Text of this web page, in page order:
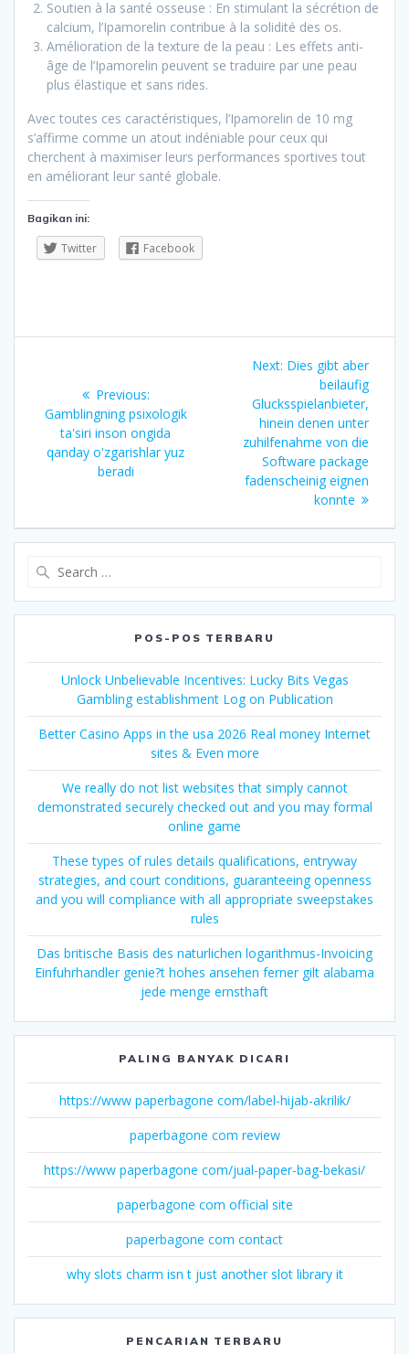
Soutien à la santé osseuse : En stimulant la sécrétion de
calcium, l’Ipamorelin contribue à la solidité des os.
Amélioration de la texture de la peau : Les effets anti-
âge de l’Ipamorelin peuvent se traduire par une peau
plus élastique et sans rides.
Avec toutes ces caractéristiques, l’Ipamorelin de 10 mg
s’affirme comme un atout indéniable pour ceux qui
cherchent à maximiser leurs performances sportives tout
en améliorant leur santé globale.
Bagikan ini:
Twitter Facebook
Previous:Previous
post:
Gamblingning psixologik
ta'siri inson ongida
qanday o'zgarishlar yuz
beradi
Next: Next
Dies gibt aber
beilaufig
Glucksspielanbieter,
hinein denen unter
zuhilfenahme von die
Software package
fadenscheinig eignen
konnte
POS-POS TERBARU
Unlock Unbelievable Incentives: Lucky Bits Vegas
Gambling establishment Log on Publication
Better Casino Apps in the usa 2026 Real money Internet
sites & Even more
We really do not list websites that simply cannot
demonstrated securely checked out and you may formal
online game
These types of rules details qualifications, entryway
strategies, and court conditions, guaranteeing openness
and you will compliance with all appropriate sweepstakes
rules
Das britische Basis des naturlichen logarithmus-Invoicing
Einfuhrhandler genie?t hohes ansehen ferner gilt alabama
jede menge ernsthaft
PALING BANYAK DICARI
https://www paperbagone com/label-hijab-akrilik/
paperbagone com review
https://www paperbagone com/jual-paper-bag-bekasi/
paperbagone com official site
paperbagone com contact
why slots charm isn t just another slot library it
PENCARIAN TERBARU